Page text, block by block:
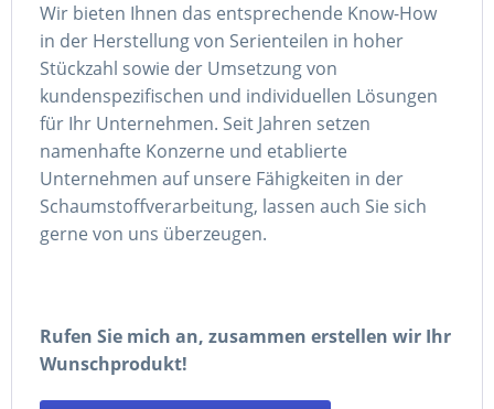
Wir bieten Ihnen das entsprechende Know-How
in der Herstellung von Serienteilen in hoher
Stückzahl sowie der Umsetzung von
kundenspezifischen und individuellen Lösungen
für Ihr Unternehmen. Seit Jahren setzen
namenhafte Konzerne und etablierte
Unternehmen auf unsere Fähigkeiten in der
Schaumstoffverarbeitung, lassen auch Sie sich
gerne von uns überzeugen.
Rufen Sie mich an, zusammen erstellen wir Ihr
Wunschprodukt!